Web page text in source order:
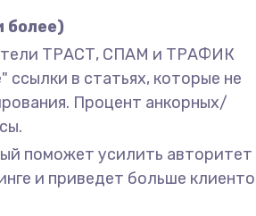
более)
ТРАСТ, СПАМ и ТРАФИК
в статьях, которые не
Процент анкорных/
поможет усилить авторитет
и приведет больше